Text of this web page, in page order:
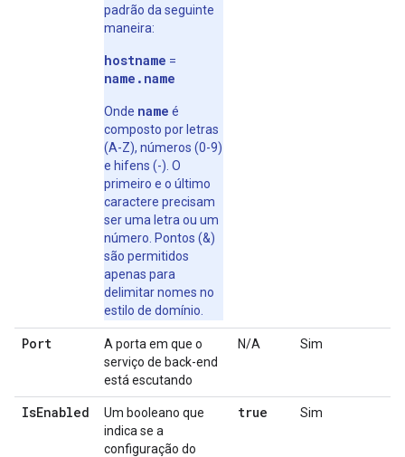
padrão da seguinte
maneira:
hostname =
name.name
Onde name é
composto por letras
(A-Z), números (0-9)
e hifens (-). O
primeiro e o último
caractere precisam
ser uma letra ou um
número. Pontos (&)
são permitidos
apenas para
delimitar nomes no
estilo de domínio.
Port
A porta em que o
serviço de back-end
está escutando
N/A Sim
IsEnabled
Um booleano que
indica se a
configuração do
true Sim